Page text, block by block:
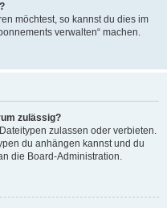
möchtest, so kannst du dies im
verwalten“ machen.
zulässig?
zulassen oder verbieten.
du anhängen kannst und du
die Board-Administration.